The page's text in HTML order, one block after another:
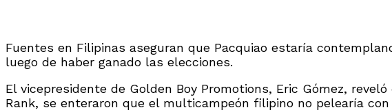
Fuentes en Filipinas aseguran que Pacquiao estaría
luego de haber ganado las elecciones.
El vicepresidente de Golden Boy Promotions, Eric Gómez,
Rank, se enteraron que el multicampeón filipino no pelearía